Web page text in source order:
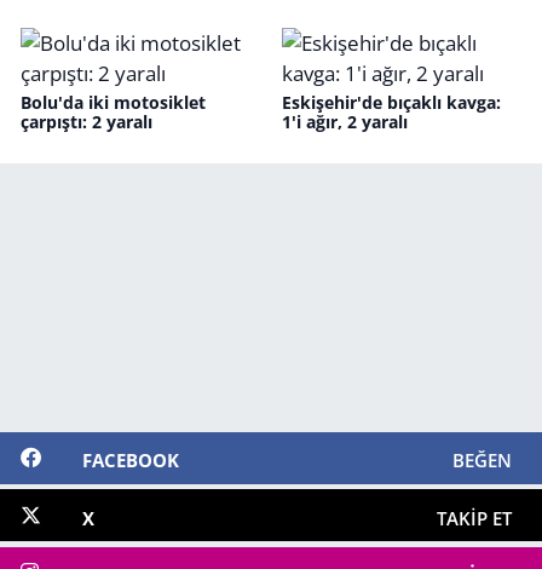
Bolu'da iki motosiklet
çarpıştı: 2 yaralı
Eskişehir'de bıçaklı kavga:
1'i ağır, 2 yaralı
FACEBOOK BEĞEN
X TAKIP ET